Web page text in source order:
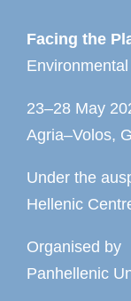
Facing the
23–28 May
Agria–Volos,
Under the
Hellenic
Organised by
Panhellenic